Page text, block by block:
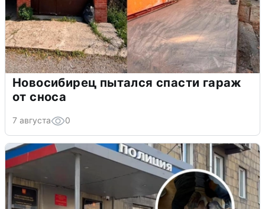
Новосибирец пытался спасти гараж
от сноса
7 августа 0